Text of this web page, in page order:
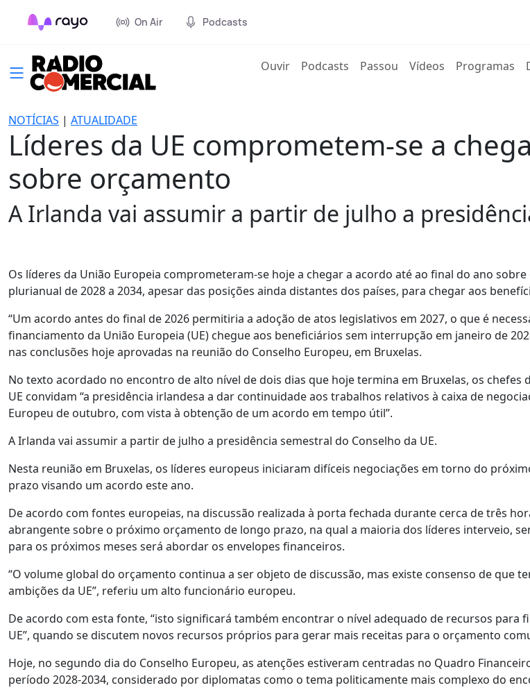
On Air Podcasts
Ouvir(current)
Podcasts Passou Vídeos Programas
NOTÍCIAS | ATUALIDADE
Líderes da UE comprometem-se a
sobre orçamento
A Irlanda vai assumir a partir de julho a
Os líderes da União Europeia comprometeram-se hoje a chegar a acordo até ao final do ano
plurianual de 2028 a 2034, apesar das posições ainda distantes dos países, para chegar aos
“Um acordo antes do final de 2026 permitiria a adoção de atos legislativos em 2027, o que é
financiamento da União Europeia (UE) chegue aos beneficiários sem interrupção em janeiro de
nas conclusões hoje aprovadas na reunião do Conselho Europeu, em Bruxelas.
No texto acordado no encontro de alto nível de dois dias que hoje termina em Bruxelas, os chefes
UE convidam “a presidência irlandesa a dar continuidade aos trabalhos relativos à caixa de
Europeu de outubro, com vista à obtenção de um acordo em tempo útil”.
A Irlanda vai assumir a partir de julho a presidência semestral do Conselho da UE.
Nesta reunião em Bruxelas, os líderes europeus iniciaram difíceis negociações em torno do
prazo visando um acordo este ano.
De acordo com fontes europeias, na discussão realizada à porta fechada durante cerca de três
abrangente sobre o próximo orçamento de longo prazo, na qual a maioria dos líderes interveio,
para os próximos meses será abordar os envelopes financeiros.
“O volume global do orçamento continua a ser objeto de discussão, mas existe consenso de que
ambições da UE”, referiu um alto funcionário europeu.
De acordo com esta fonte, “isto significará também encontrar o nível adequado de recursos para
UE”, quando se discutem novos recursos próprios para gerar mais receitas para o orçamento
Hoje, no segundo dia do Conselho Europeu, as atenções estiveram centradas no Quadro
período 2028-2034, considerado por diplomatas como o tema politicamente mais complexo do